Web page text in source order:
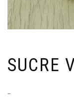
SUCRE
–